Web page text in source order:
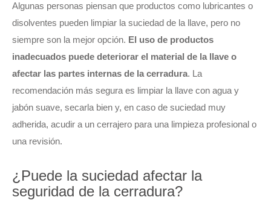
Algunas personas piensan que productos como lubricantes o
disolventes pueden limpiar la suciedad de la llave, pero no
siempre son la mejor opción. El uso de productos
inadecuados puede deteriorar el material de la llave o
afectar las partes internas de la cerradura. La
recomendación más segura es limpiar la llave con agua y
jabón suave, secarla bien y, en caso de suciedad muy
adherida, acudir a un cerrajero para una limpieza profesional o
una revisión.
¿Puede la suciedad afectar la
seguridad de la cerradura?